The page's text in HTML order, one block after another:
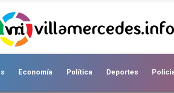
Economía Política Deportes